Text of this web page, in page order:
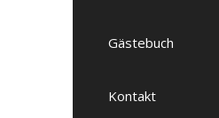
Gästebuch
Kontakt